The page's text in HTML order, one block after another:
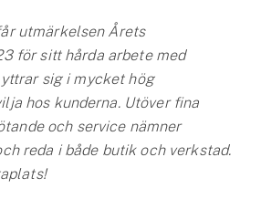
utmärkelsen Årets
för sitt hårda arbete med
sig i mycket hög
hos kunderna. Utöver fina
och service nämner
reda i både butik och verkstad.